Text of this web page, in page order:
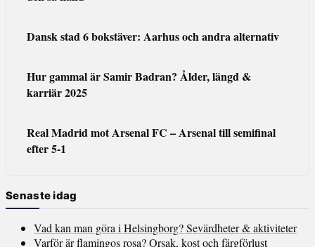
Dansk stad 6 bokstäver: Aarhus och andra alternativ
Hur gammal är Samir Badran? Ålder, längd &
karriär 2025
Real Madrid mot Arsenal FC – Arsenal till semifinal
efter 5-1
Senaste idag
Vad kan man göra i Helsingborg? Sevärdheter & aktiviteter
Varför är flamingos rosa? Orsak, kost och färgförlust